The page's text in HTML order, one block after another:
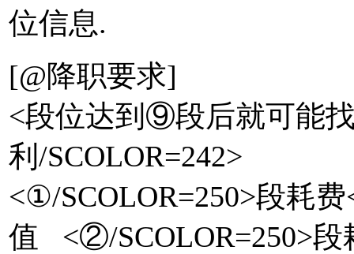
位信息.
[@降职要求]
<段位达到⑨段后就可能
利/SCOLOR=242>
<①/SCOLOR=250>段耗
值 <②/SCOLOR=250>段